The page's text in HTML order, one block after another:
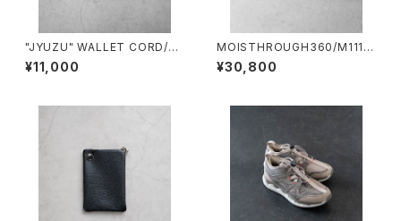
"JYUZU" WALLET CORD/20
26#2/”数珠”ウォレットコード
¥11,000
MOISTHROUGH360/M1112
M#1/特許取得・通気防水システ
ム採用”モイスルー360''全天候
¥30,800